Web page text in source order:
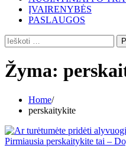
ĮVAIRENYBĖS
PASLAUGOS
Ieškoti:
Žyma:
Home
perskaitykite